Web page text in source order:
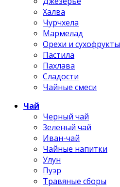
Халва
Чурчхела
Мармелад
Орехи и
Пастила
Пахлава
Сладости
Чайные смеси
Чай
Черный чай
Зеленый чай
Иван-чай
Чайные напитки
Улун
Пуэр
Травяные сборы